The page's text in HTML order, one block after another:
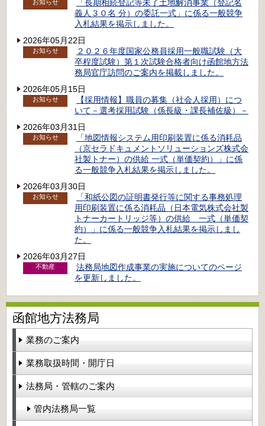
お知らせ
「長期相続登記等未了土地解消事業（登記名
義人３０名 分）の委託一式」に係る一般競争
入札結果を掲示しました。
2026年05月22日
お知らせ
２０２６年度国家公務員採用一般職試験（大
卒程度試験）第１次試験合格者向け函館地方法
務局官庁訪問のご案内を掲載しました。
2026年05月15日
お知らせ
【採用情報】職員の募集（社会人採用）につ
いて－選考採用試験（係長級・課長補佐級）－
2026年03月31日
お知らせ
「地図情報システム用印刷装置に係る消耗品
（京セラドキュメントソリューションズ株式会
社製トナー）の供給 一式（単価契約）」に係
る一般競争入札結果を掲示しました。
2026年03月30日
お知らせ
「和紙公図の証明書発行等に関する事務処理
用印刷装置に係る消耗品（日本電気株式会社製
トナーカートリッジ等）の供給 一式（単価契
約）」に係る一般競争入札結果を掲示しまし
た。
2026年03月27日
不動産
法務局地図作成事業の実施についてのページ
を更新しました。
函館地方法務局
業務のご案内
業務取扱時間・開庁日
法務局・管轄のご案内
管内法務局一覧